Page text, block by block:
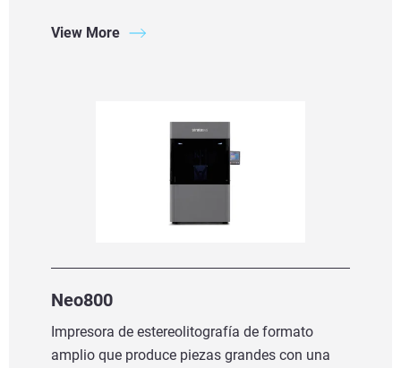
View More
Neo800
Impresora de estereolitografía de formato
amplio que produce piezas grandes con una